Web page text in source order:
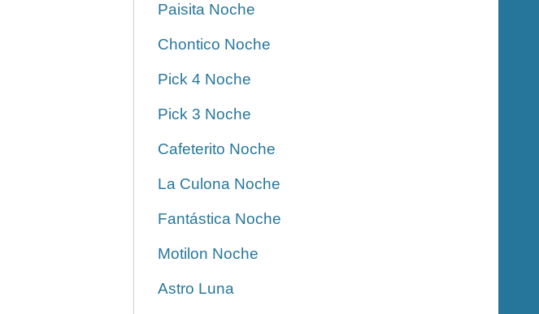
Paisita Noche
Chontico Noche
Pick 4 Noche
Pick 3 Noche
Cafeterito Noche
La Culona Noche
Fantástica Noche
Motilon Noche
Astro Luna